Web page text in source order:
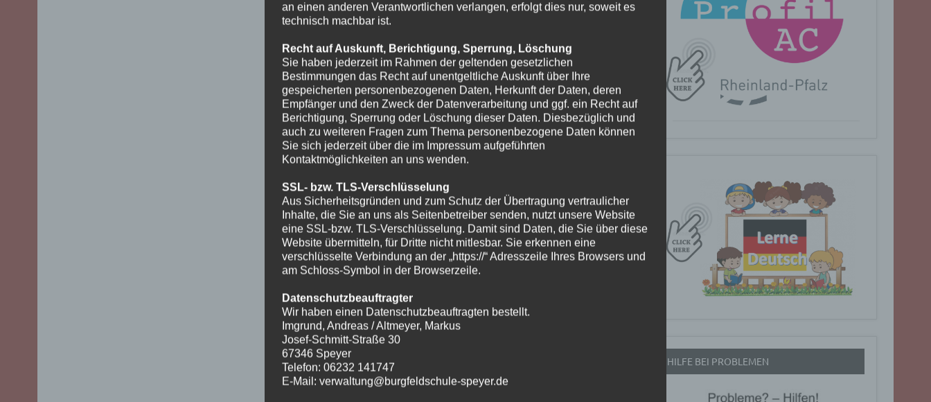
HILFE BEI PROBLEMEN
an einen anderen Verantwortlichen verlangen, erfolgt dies nur, soweit es
technisch machbar ist.
Recht auf Auskunft, Berichtigung, Sperrung, Löschung
Sie haben jederzeit im Rahmen der geltenden gesetzlichen
Bestimmungen das Recht auf unentgeltliche Auskunft über Ihre
gespeicherten personenbezogenen Daten, Herkunft der Daten, deren
Empfänger und den Zweck der Datenverarbeitung und ggf. ein Recht auf
Berichtigung, Sperrung oder Löschung dieser Daten. Diesbezüglich und
auch zu weiteren Fragen zum Thema personenbezogene Daten können
Sie sich jederzeit über die im Impressum aufgeführten
Kontaktmöglichkeiten an uns wenden.
SSL- bzw. TLS-Verschlüsselung
Aus Sicherheitsgründen und zum Schutz der Übertragung vertraulicher
Inhalte, die Sie an uns als Seitenbetreiber senden, nutzt unsere Website
eine SSL-bzw. TLS-Verschlüsselung. Damit sind Daten, die Sie über diese
Website übermitteln, für Dritte nicht mitlesbar. Sie erkennen eine
verschlüsselte Verbindung an der „https://“ Adresszeile Ihres Browsers und
am Schloss-Symbol in der Browserzeile.
Datenschutzbeauftragter
Wir haben einen Datenschutzbeauftragten bestellt.
Imgrund, Andreas / Altmeyer, Markus
Josef-Schmitt-Straße 30
67346 Speyer
Telefon: 06232 141747
E-Mail: verwaltung@burgfeldschule-speyer.de